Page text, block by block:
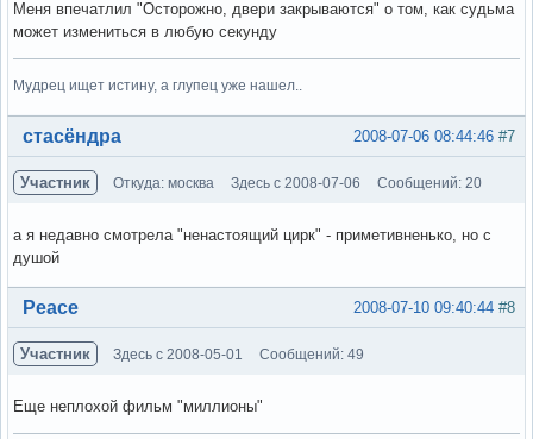
Меня впечатлил "Осторожно, двери закрываются" о том, как судьма
может измениться в любую секунду
Мудрец ищет истину, а глупец уже нашел..
Вне форума #7
2008-07-06 08:44:46
стасёндра
Участник Откуда: москва Здесь с 2008-07-06 Сообщений: 20
а я недавно смотрела "ненастоящий цирк" - приметивненько, но с
душой
Вне форума #8
2008-07-10 09:40:44
Peace
Участник Здесь с 2008-05-01 Сообщений: 49
Еще неплохой фильм "миллионы"